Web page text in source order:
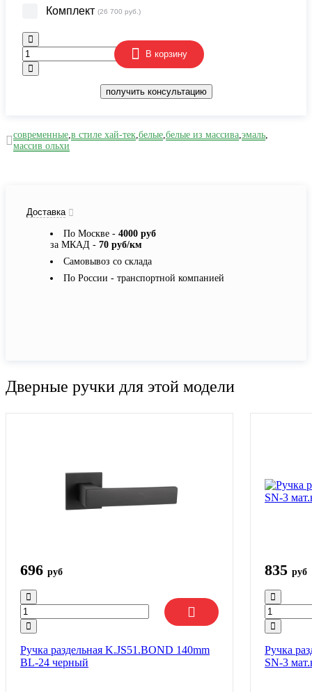
Комплект (26 700 руб.)
В корзину
получить консультацию
современные,в стиле хай-тек,белые,белые из массива,эмаль,
массив ольхи
Доставка
По Москве - 4000 руб
за МКАД - 70 руб/км
Самовывоз со склада
По России - транспортной компанией
Дверные ручки для этой модели
696 руб
Ручка раздельная K.JS51.BOND 140mm
BL-24 черный
835 руб
Ручка
SN-3